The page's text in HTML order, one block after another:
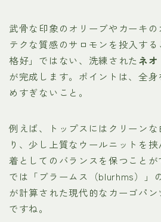
武骨な印象のオリーブやカーキ
テクな質感のサロモンを投入す
格好」ではない、洗練された ネ
が完成します。ポイントは、全
めすぎないこと。
例えば、トップスにはクリーン
り、少し上質なウールニットを
着としてのバランスを保つこと
では「ブラームス（blurhms）」
が計算された現代的なカーゴパ
ですね。